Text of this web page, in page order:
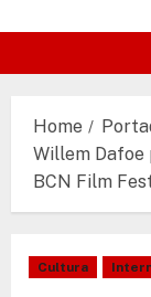
Home
Willem Dafoe
BCN Film
Cultura